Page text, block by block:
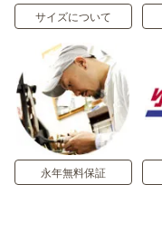
サイズについて
永年無料保証